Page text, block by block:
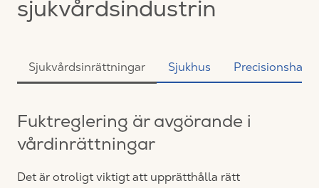
sjukvårdsindustrin
Sjukvårdsinrättningar Sjukhus
Fuktreglering är avgörande i
vårdinrättningar
Det är otroligt viktigt att upprätthålla rätt